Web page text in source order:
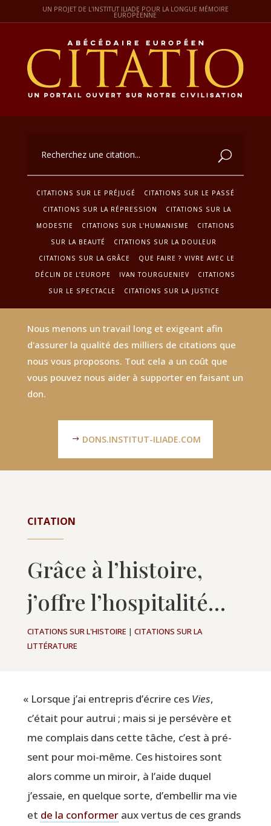
UN PROJET DE L'INSTITUT ILIADE POUR LA LONGUE MÉMOIRE
EUROPÉENNE
CITATIONS SUR LE PRÉJUGÉ
CITATIONS SUR LE PASSÉ
CITATIONS SUR LA RÉPRESSION
CITATIONS SUR LA
MODESTIE
CITATIONS SUR L'HUMANISME
CITATIONS
SUR LA BEAUTÉ
CITATIONS SUR LA DOULEUR
CITATIONS SUR LA GRÂCE
QUE FAIRE ? VIVRE AVEC LE
DÉCLIN DE L’EUROPE
IVAN TOURGUENIEV
CITATIONS
SUR LE SPECTACLE
CITATIONS SUR LA JUSTICE
Nous menons un travail long et exigeant afin
d'assurer la qualité des milliers de citations que
nous vous proposons. Tout cela a un coût que
vous pouvez nous aider à supporter en faisant un
don.
DONS.INSTITUT-ILIADE.COM
CITATION
Grâce à l’histoire,
j’offre l’hospitalité…
CITATIONS SUR L'HISTOIRE | CITATIONS SUR LA
LITTÉRATURE
« Lorsque j’ai entre­pris d’écrire ces Vies,
c’était pour autrui ; mais si je per­sé­vère et
me com­plais dans cette tâche, c’est à pré­
sent pour moi-même. Ces his­toires sont
alors comme un miroir, à l’aide duquel
j’essaie, en quelque sorte, d’embellir ma vie
et de la confor­meraux ver­tus de ces grands